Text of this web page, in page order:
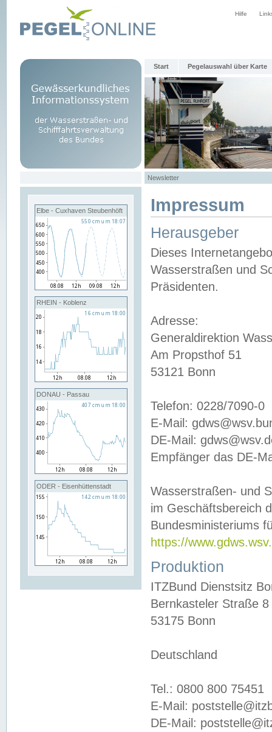
Hilfe
Start Pegelauswahl über Karte
Newsletter
Elbe - Cuxhaven Steubenhöft
RHEIN - Koblenz
DONAU - Passau
ODER - Eisenhüttenstadt
Impressum
Herausgeber
Dieses
Wasserstraßen und
Präsidenten.
Adresse:
Generaldirektion
Am Propsthof 51
53121 Bonn
Telefon: 0228/7090-0
E-Mail:
DE-Mail:
Empfänger das DE-
Wasserstraßen- und
im Geschäftsbereich
Bundesministeriums
https://
Produktion
ITZBund Dienstsitz
Bernkasteler Straße 8
53175 Bonn
Deutschland
Tel.: 0800 800 75451
E-Mail:
DE-Mail: